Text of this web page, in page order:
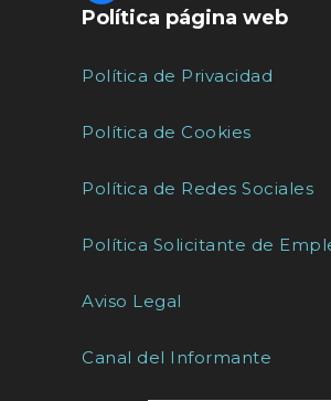
Política página web
Política de Privacidad
Política de Cookies
Política de Redes Sociales
Política Solicitante de
Aviso Legal
Canal del Informante